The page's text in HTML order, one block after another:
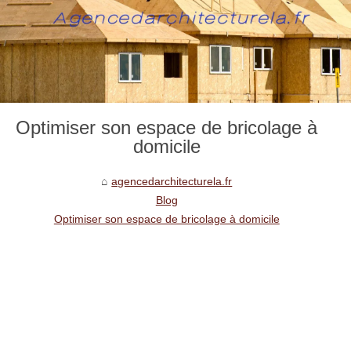
Optimiser son espace de bricolage à
domicile
agencedarchitecturela.fr
Blog
Optimiser son espace de bricolage à domicile